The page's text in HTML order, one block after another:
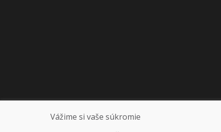
Vážime si vaše súkromie